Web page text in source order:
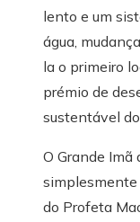
lento e um
água,
la o primeiro
prémio de
sustentável
O Grande Imã
simplesmente
do Profeta